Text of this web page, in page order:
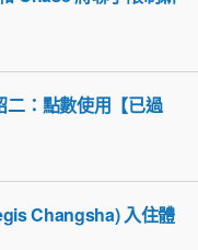
二：點數使用【已過
Changsha) 入住體